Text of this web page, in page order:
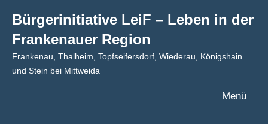
Inhalt
springen
Bürgerinitiative LeiF – Leben in der
Frankenauer Region
Frankenau, Thalheim, Topfseifersdorf, Wiederau, Königshain
und Stein bei Mittweida
Menü